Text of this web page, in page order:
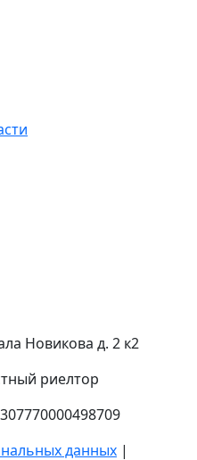
Новикова д. 2 к2
риелтор
307770000498709
данных |